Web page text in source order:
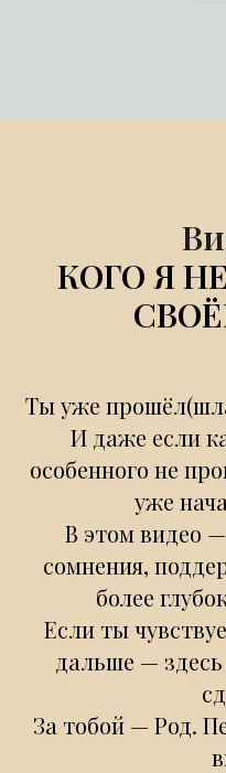
КОГО Я
Ты уже
И даже если
особенного не
уже
В этом видео
сомнения,
более
Если ты
дальше —
За тобой — Род.